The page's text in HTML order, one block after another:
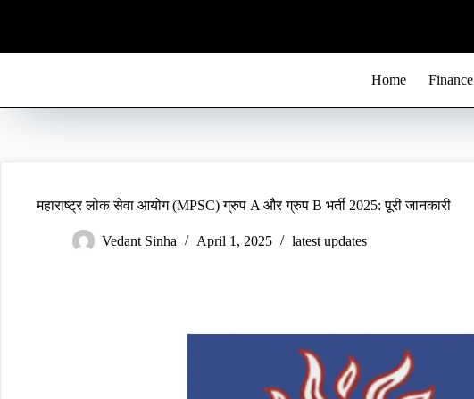
p
e
Home Finance
महाराष्ट्र लोक सेवा आयोग (MPSC) ग्रुप A और ग्रुप B भर्ती 2025: पूरी जानकारी
Vedant Sinha April 1, 2025 latest updates